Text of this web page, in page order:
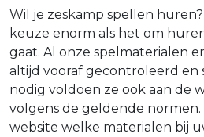
Wil je zeskamp spellen
keuze enorm als het om
gaat. Al onze spelmaterialen
altijd vooraf gecontroleerd en
nodig voldoen ze ook aan de
volgens de geldende
website welke materialen bij